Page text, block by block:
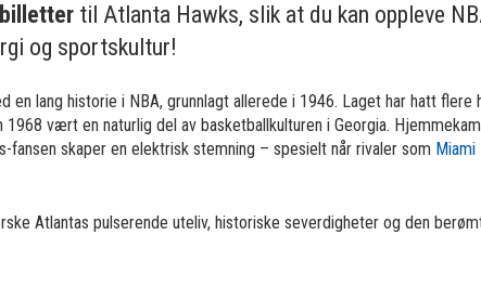
til Atlanta Hawks, slik at du kan oppleve
og sportskultur!
en lang historie i NBA, grunnlagt allerede i 1946. Laget har hatt flere
1968 vært en naturlig del av basketballkulturen i Georgia.
fansen skaper en elektrisk stemning – spesielt når rivaler som Miami
Atlantas pulserende uteliv, historiske severdigheter og den